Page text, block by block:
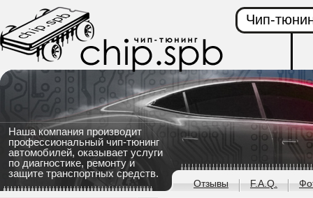
Наша компания производит
профессиональный чип-тюнинг
автомобилей, оказывает услуги
по диагностике, ремонту и
защите транспортных средств.
Чип-
Отзывы F.A.Q.